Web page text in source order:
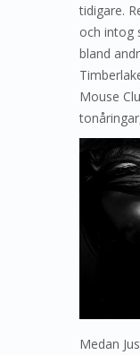
tidigare.
och intog
bland
Mouse
Medan